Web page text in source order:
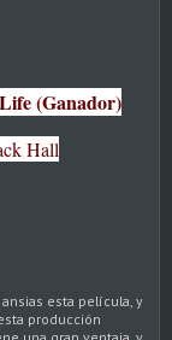
(Ganador)
Hall
esta película, y
producción